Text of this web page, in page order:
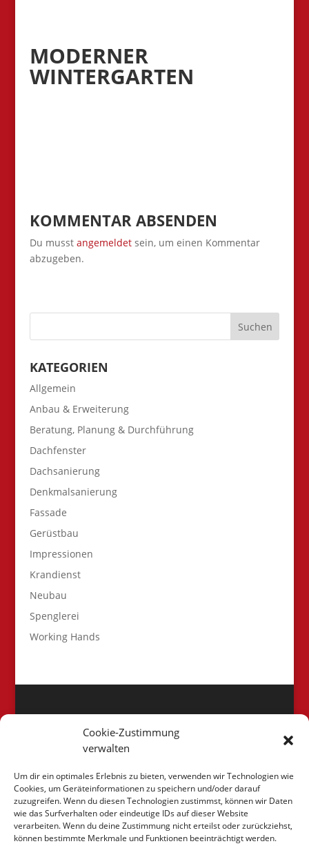
Cookie-Zustimmung
verwalten
Um dir ein optimales Erlebnis zu bieten, verwenden wir Technologien wie
Cookies, um Geräteinformationen zu speichern und/oder darauf
zuzugreifen. Wenn du diesen Technologien zustimmst, können wir Daten
wie das Surfverhalten oder eindeutige IDs auf dieser Website
verarbeiten. Wenn du deine Zustimmung nicht erteilst oder zurückziehst,
können bestimmte Merkmale und Funktionen beeinträchtigt werden.
MODERNER
WINTERGARTEN
KOMMENTAR ABSENDEN
Du musst angemeldetsein, um einen Kommentar
abzugeben.
KATEGORIEN
Allgemein
Anbau & Erweiterung
Beratung, Planung & Durchführung
Dachfenster
Dachsanierung
Denkmalsanierung
Fassade
Gerüstbau
Impressionen
Krandienst
Neubau
Spenglerei
Working Hands